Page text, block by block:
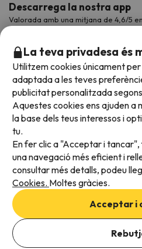
Afegeix les dates per comprovar
Descarrega la nostra app
Valorada amb una mitjana de 4,6/5
Acceptem
Condicions generals
Privadesa de dades
Política de cookies
La teva privadesa és
Utilitzem cookies únicament
adaptada a les teves
publicitat personalitzada
Aquestes cookies ens ajuden a
la base dels teus interessos i
tu.
En fer clic a "Acceptar i
una navegació més eficient i
consultar més detalls, podeu
Cookies. Moltes gràcies.
Acceptar i